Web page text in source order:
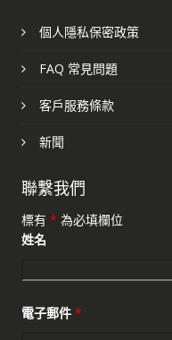
個人隱私保密政策
FAQ 常見問題
客戶服務條款
新聞
聯繫我們
標有 * 為必填欄位
姓名
電子郵件 *